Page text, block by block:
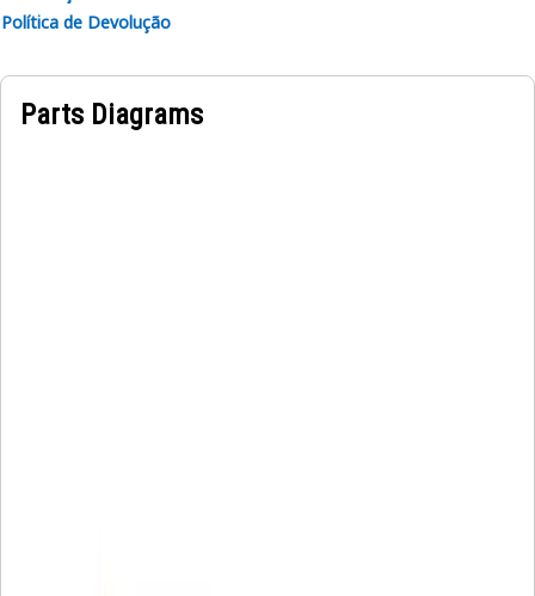
Política de Devolução
Parts Diagrams